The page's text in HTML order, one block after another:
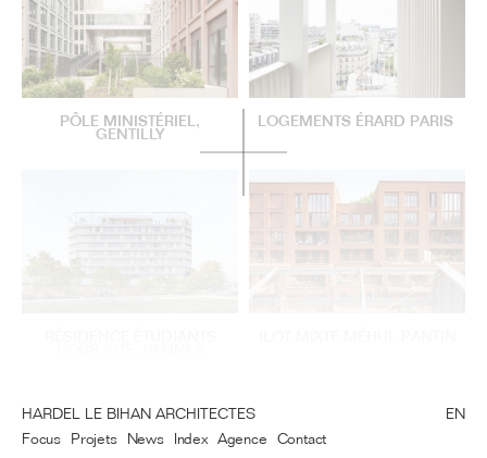
PÔLE MINISTÉRIEL,
GENTILLY
LOGEMENTS ÉRARD PARIS
HARDEL LE BIHAN ARCHITECTES
Focus Projets News Index Agence Contact
EN